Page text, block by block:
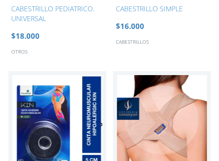
CABESTRILLO PEDIATRICO.
UNIVERSAL
$18.000
OTROS
CABESTRILLO SIMPLE
$16.000
CABESTRILLOS